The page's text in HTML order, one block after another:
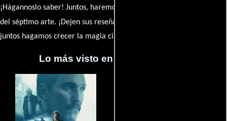
¡Hágannoslo saber! Juntos, haremos de esta comunidad el epicentro
del séptimo arte. ¡Dejen sus reseña en la
juntos hagamos crecer la magia cinematográfica!
Lo más visto en Cineyseries.net